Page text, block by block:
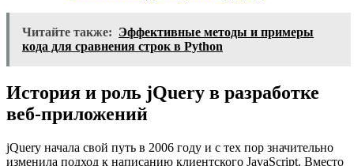
Читайте также: Эффективные методы и примеры
кода для сравнения строк в Python
История и роль jQuery в разработке
веб-приложений
jQuery начала свой путь в 2006 году и с тех пор значительно
изменила подход к написанию клиентского JavaScript. Вместо